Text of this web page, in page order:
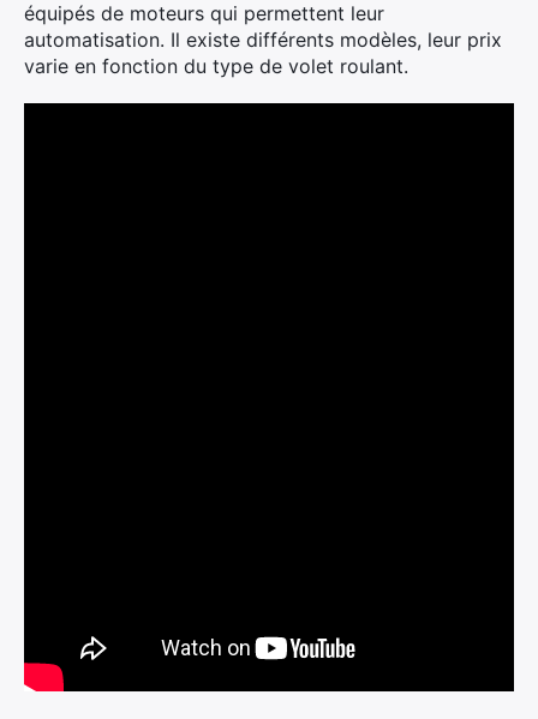
équipés de moteurs qui permettent leur
automatisation. Il existe différents modèles, leur prix
varie en fonction du type de volet roulant.